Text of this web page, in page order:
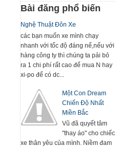
Bài đăng phổ biến
Nghệ Thuật Đôn Xe
các bạn muốn xe mình chạy
nhanh với tốc độ đáng nể,nếu với
hàng công ty thì chúng ta pải bỏ
ra 1 chi phí rất cao để mua N hay
xi-po để có dc...
Một Con Dream
Chiến Độ Nhất
Miền Bắc
Vũ đã quyết tâm
"thay áo" cho chiếc
xe thân yêu của mình. Niềm đam